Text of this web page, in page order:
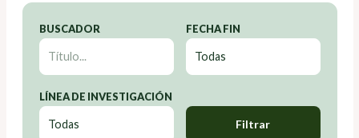
BUSCADOR FECHA FIN
LÍNEA DE INVESTIGACIÓN
Filtrar